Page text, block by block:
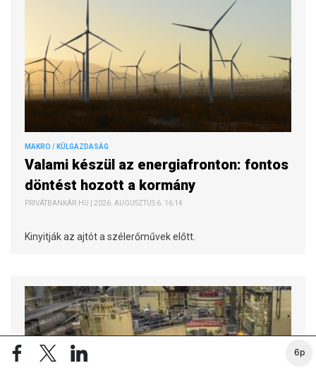
6p
MAKRO / KÜLGAZDASÁG
Valami készül az energiafronton: fontos
döntést hozott a kormány
PRIVÁTBANKÁR.HU | 2026. AUGUSZTUS 6. 16:14
Kinyitják az ajtót a szélerőművek előtt.